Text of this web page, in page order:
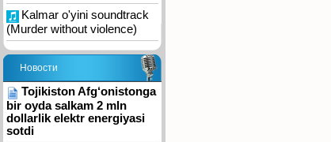
Kalmar o'yini soundtrack
(Murder without violence)
Новости
Tojikiston Afg‘onistonga
bir oyda salkam 2 mln
dollarlik elektr energiyasi
sotdi